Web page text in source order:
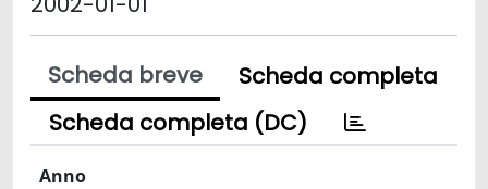
Scheda breve
Scheda completa
Scheda completa (DC)
Anno